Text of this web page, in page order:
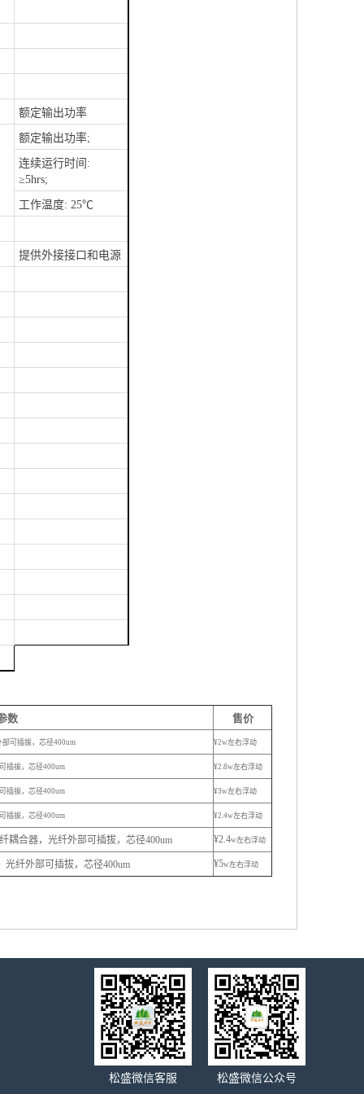
额定输出功率
额定输出功率;
连续运行时间:
≥5hrs;
工作温度: 25℃
提供外接接口和电源
数 售价
可插拔，芯径400um ¥2w左右浮动
插拔，芯径400um ¥2.8w左右浮动
插拔，芯径400um ¥3w左右浮动
插拔，芯径400um ¥2.4w左右浮动
耦合器，光纤外部可插拔，芯径400um ¥2.4w左右浮动
光纤外部可插拔，芯径400um ¥5w左右浮动
松盛微信客服 松盛微信公众号